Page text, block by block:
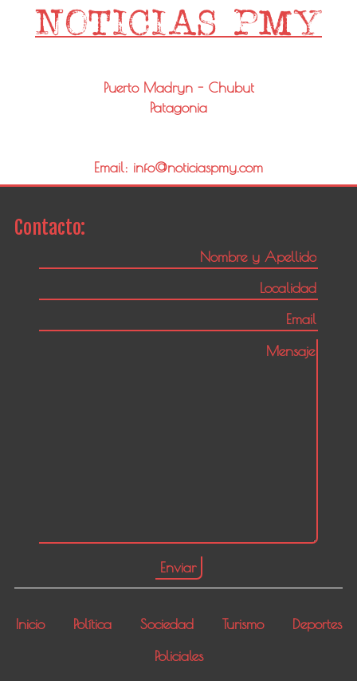
Puerto Madryn - Chubut
Patagonia
Email: info@noticiaspmy.com
Contacto:
Inicio Política Sociedad Turismo
Deportes
Policiales